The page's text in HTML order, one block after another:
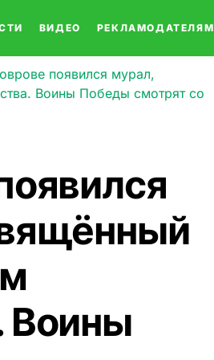
ВИДЕО РЕКЛАМОДАТЕЛЯМ
появился мурал,
Воины Победы смотрят со
Воины